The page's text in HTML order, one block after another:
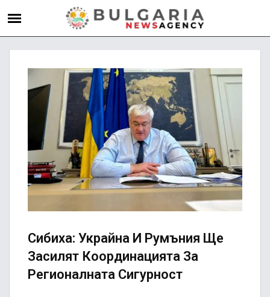
Сибиха: Украйна И Румъния Ще
Засилят Координацията За
Регионалната Сигурност